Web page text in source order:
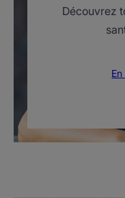
Découvrez